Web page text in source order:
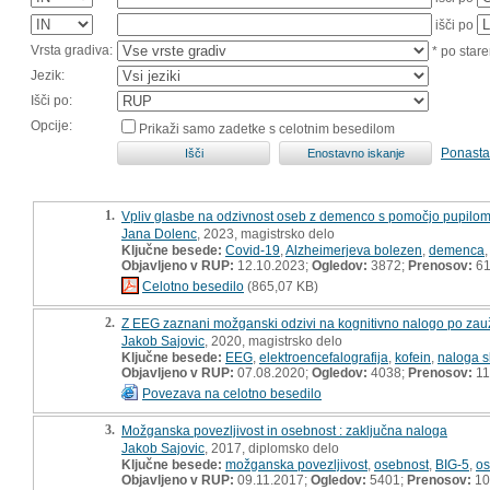
išči po
Vrsta gradiva:
* po
Jezik:
Išči po:
Opcije:
Prikaži samo zadetke s celotnim besedilom
1. Vpliv glasbe na odzivnost oseb z demenco s pomočjo
Jana Dolenc , 2023, magistrsko delo
Ključne besede: Covid-19 Alzheimerjeva bolezen demenca
Objavljeno v RUP: 12.10.2023; Ogledov: 3872; Prenosov: 61
Celotno besedilo (865,07 KB)
2. Z EEG zaznani možganski odzivi na kognitivno nalogo po
Jakob Sajovic , 2020, magistrsko delo
Ključne besede: EEG elektroencefalografija kofein naloga
Objavljeno v RUP: 07.08.2020; Ogledov: 4038; Prenosov:
Povezava na celotno besedilo
3. Možganska povezljivost in osebnost : zaključna naloga
Jakob Sajovic , 2017, diplomsko delo
Ključne besede: možganska povezljivost, osebnost, BIG-5
Objavljeno v RUP: 09.11.2017; Ogledov: 5401; Prenosov: